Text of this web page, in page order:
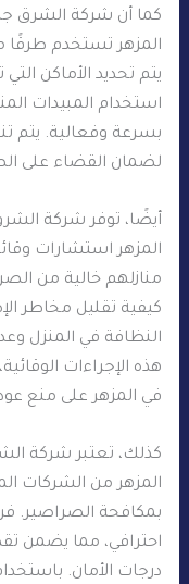
كما أن شركة الشرق
المزهر تستخدم طرقًا
يتم تحديد الأماكن
استخدام المبيدات
بسرعة وفعالية. يتم
لضمان القضاء على
أيضًا، توفر شركة
المزهر استشارات
منازلهم خالية من
كيفية تقليل مخاطر
النظافة في المنزل
هذه الإجراءات
في المزهر على منع
كذلك، تعتبر شركة
المزهر من الشركات
بمكافحة الصراصير.
احترافي، مما يضمن
درجات الأمان.